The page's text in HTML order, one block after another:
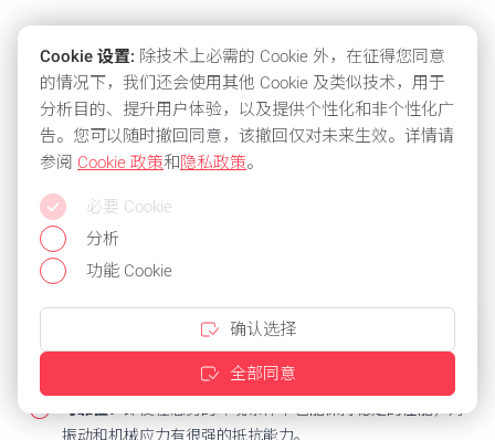
槽型光电的优点
灵活性： 有多种尺寸和光型可供选择，可满足不同的应用要
求
高精度： 即使是最小和透明的物体，也能以最高精度和可重
复性进行探测。
是检测边缘、孔、缝隙以及包装、印刷和装
可靠性：即使在恶劣的环境条件下也能保持稳定的性能，对
振动和机械应力有很强的抵抗能力。
Cookie 设置: 除技术上必需的 Cookie 外，在征得您同意
的情况下，我们还会使用其他 Cookie 及类似技术，用于
分析目的、提升用户体验，以及提供个性化和非个性化广
告。您可以随时撤回同意，该撤回仅对未来生效。详情请
参阅 Cookie 政策和隐私政策。
必要 Cookie
分析
功能 Cookie
确认选择
全部同意